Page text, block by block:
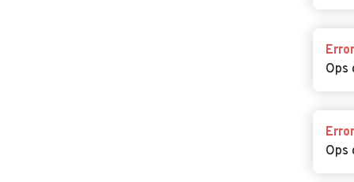
Error
Ops
Error
Ops